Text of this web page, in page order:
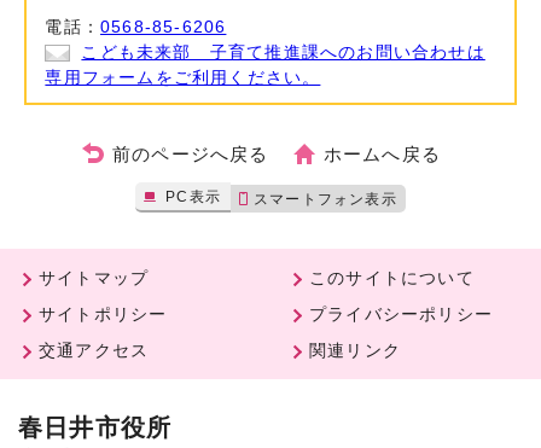
電話：0568-85-6206
こども未来部 子育て推進課へのお問い合わせは
専用フォームをご利用ください。
前のページへ戻る ホームへ戻る
PC表示 スマートフォン表示
サイトマップ
このサイトについて
サイトポリシー
プライバシーポリシー
交通アクセス
関連リンク
春日井市役所